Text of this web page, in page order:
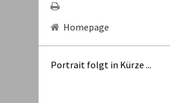
Homepage
Portrait folgt in Kürze ...